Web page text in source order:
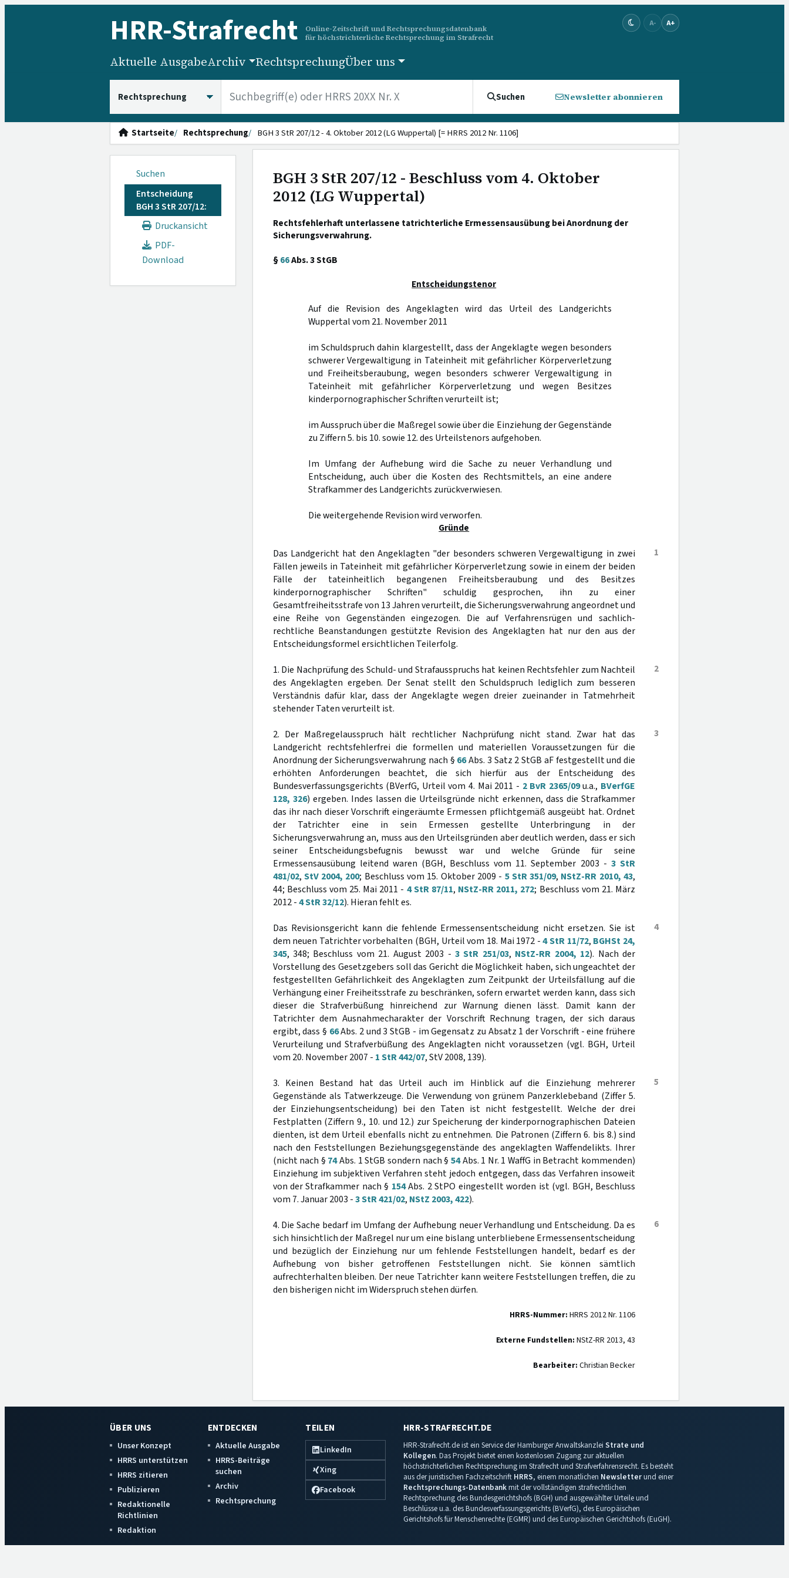
HRR-Strafrecht
Online-Zeitschrift und Rechtsprechungsdatenbank
für höchstrichterliche Rechtsprechung im Strafrecht
A- A+
Aktuelle AusgabeArchiv RechtsprechungÜber uns
Suchen Newsletter abonnieren
Startseite Rechtsprechung BGH 3 StR 207/12 - 4. Oktober 2012 (LG Wuppertal) [= HRRS 2012 Nr. 1106]
Suchen
Entscheidung
BGH 3 StR 207/12:
Druckansicht
PDF-
Download
BGH 3 StR 207/12 - Beschluss vom 4. Oktober
2012 (LG Wuppertal)
Rechtsfehlerhaft unterlassene tatrichterliche Ermessensausübung bei Anordnung der
Sicherungsverwahrung.
§66Abs. 3 StGB
Entscheidungstenor
Auf die Revision des Angeklagten wird das Urteil des Landgerichts
Wuppertal vom 21. November 2011
im Schuldspruch dahin klargestellt, dass der Angeklagte wegen besonders
schwerer Vergewaltigung in Tateinheit mit gefährlicher Körperverletzung
und Freiheitsberaubung, wegen besonders schwerer Vergewaltigung in
Tateinheit mit gefährlicher Körperverletzung und wegen Besitzes
kinderpornographischer Schriften verurteilt ist;
im Ausspruch über die Maßregel sowie über die Einziehung der Gegenstände
zu Ziffern 5. bis 10. sowie 12. des Urteilstenors aufgehoben.
Im Umfang der Aufhebung wird die Sache zu neuer Verhandlung und
Entscheidung, auch über die Kosten des Rechtsmittels, an eine andere
Strafkammer des Landgerichts zurückverwiesen.
Die weitergehende Revision wird verworfen.
Gründe
1
Das Landgericht hat den Angeklagten "der besonders schweren Vergewaltigung in zwei
Fällen jeweils in Tateinheit mit gefährlicher Körperverletzung sowie in einem der beiden
Fälle der tateinheitlich begangenen Freiheitsberaubung und des Besitzes
kinderpornographischer Schriften" schuldig gesprochen, ihn zu einer
Gesamtfreiheitsstrafe von 13 Jahren verurteilt, die Sicherungsverwahrung angeordnet und
eine Reihe von Gegenständen eingezogen. Die auf Verfahrensrügen und sachlich-
rechtliche Beanstandungen gestützte Revision des Angeklagten hat nur den aus der
Entscheidungsformel ersichtlichen Teilerfolg.
2
1. Die Nachprüfung des Schuld- und Strafausspruchs hat keinen Rechtsfehler zum Nachteil
des Angeklagten ergeben. Der Senat stellt den Schuldspruch lediglich zum besseren
Verständnis dafür klar, dass der Angeklagte wegen dreier zueinander in Tatmehrheit
stehender Taten verurteilt ist.
3
2. Der Maßregelausspruch hält rechtlicher Nachprüfung nicht stand. Zwar hat das
Landgericht rechtsfehlerfrei die formellen und materiellen Voraussetzungen für die
Anordnung der Sicherungsverwahrung nach § 66Abs. 3 Satz 2 StGB aF festgestellt und die
erhöhten Anforderungen beachtet, die sich hierfür aus der Entscheidung des
Bundesverfassungsgerichts (BVerfG, Urteil vom 4. Mai 2011 - 2 BvR 2365/09u.a., BVerfGE
128, 326) ergeben. Indes lassen die Urteilsgründe nicht erkennen, dass die Strafkammer
das ihr nach dieser Vorschrift eingeräumte Ermessen pflichtgemäß ausgeübt hat. Ordnet
der Tatrichter eine in sein Ermessen gestellte Unterbringung in der
Sicherungsverwahrung an, muss aus den Urteilsgründen aber deutlich werden, dass er sich
seiner Entscheidungsbefugnis bewusst war und welche Gründe für seine
Ermessensausübung leitend waren (BGH, Beschluss vom 11. September 2003 - 3 StR
481/02, StV 2004, 200; Beschluss vom 15. Oktober 2009 - 5 StR 351/09, NStZ-RR 2010, 43,
44; Beschluss vom 25. Mai 2011 - 4 StR 87/11, NStZ-RR 2011, 272; Beschluss vom 21. März
2012 -4 StR 32/12). Hieran fehlt es.
4
Das Revisionsgericht kann die fehlende Ermessensentscheidung nicht ersetzen. Sie ist
dem neuen Tatrichter vorbehalten (BGH, Urteil vom 18. Mai 1972 -4 StR 11/72, BGHSt 24,
345, 348; Beschluss vom 21. August 2003 - 3 StR 251/03, NStZ-RR 2004, 12). Nach der
Vorstellung des Gesetzgebers soll das Gericht die Möglichkeit haben, sich ungeachtet der
festgestellten Gefährlichkeit des Angeklagten zum Zeitpunkt der Urteilsfällung auf die
Verhängung einer Freiheitsstrafe zu beschränken, sofern erwartet werden kann, dass sich
dieser die Strafverbüßung hinreichend zur Warnung dienen lässt. Damit kann der
Tatrichter dem Ausnahmecharakter der Vorschrift Rechnung tragen, der sich daraus
ergibt, dass § 66Abs. 2 und 3 StGB - im Gegensatz zu Absatz 1 der Vorschrift - eine frühere
Verurteilung und Strafverbüßung des Angeklagten nicht voraussetzen (vgl. BGH, Urteil
vom 20. November 2007 - 1 StR 442/07, StV 2008, 139).
5
3. Keinen Bestand hat das Urteil auch im Hinblick auf die Einziehung mehrerer
Gegenstände als Tatwerkzeuge. Die Verwendung von grünem Panzerklebeband (Ziffer 5.
der Einziehungsentscheidung) bei den Taten ist nicht festgestellt. Welche der drei
Festplatten (Ziffern 9., 10. und 12.) zur Speicherung der kinderpornographischen Dateien
dienten, ist dem Urteil ebenfalls nicht zu entnehmen. Die Patronen (Ziffern 6. bis 8.) sind
nach den Feststellungen Beziehungsgegenstände des angeklagten Waffendelikts. Ihrer
(nicht nach § 74Abs. 1 StGB sondern nach § 54Abs. 1 Nr. 1 WaffG in Betracht kommenden)
Einziehung im subjektiven Verfahren steht jedoch entgegen, dass das Verfahren insoweit
von der Strafkammer nach § 154Abs. 2 StPO eingestellt worden ist (vgl. BGH, Beschluss
vom 7. Januar 2003 -3 StR 421/02, NStZ 2003, 422).
6
4. Die Sache bedarf im Umfang der Aufhebung neuer Verhandlung und Entscheidung. Da es
sich hinsichtlich der Maßregel nur um eine bislang unterbliebene Ermessensentscheidung
und bezüglich der Einziehung nur um fehlende Feststellungen handelt, bedarf es der
Aufhebung von bisher getroffenen Feststellungen nicht. Sie können sämtlich
aufrechterhalten bleiben. Der neue Tatrichter kann weitere Feststellungen treffen, die zu
den bisherigen nicht im Widerspruch stehen dürfen.
HRRS-Nummer: HRRS 2012 Nr. 1106
Externe Fundstellen: NStZ-RR 2013, 43
Bearbeiter: Christian Becker
ÜBER UNS
Unser Konzept
HRRS unterstützen
HRRS zitieren
Publizieren
Redaktionelle
Richtlinien
Redaktion
ENTDECKEN
Aktuelle Ausgabe
HRRS-Beiträge
suchen
Archiv
Rechtsprechung
TEILEN
LinkedIn
Xing
Facebook
HRR-STRAFRECHT.DE
HRR-Strafrecht.de ist ein Service der Hamburger Anwaltskanzlei Strate und
Kollegen. Das Projekt bietet einen kostenlosen Zugang zur aktuellen
höchstrichterlichen Rechtsprechung im Strafrecht und Strafverfahrensrecht. Es besteht
aus der juristischen Fachzeitschrift HRRS, einem monatlichen Newsletterund einer
Rechtsprechungs-Datenbankmit der vollständigen strafrechtlichen
Rechtsprechung des Bundesgerichtshofs (BGH) und ausgewählter Urteile und
Beschlüsse u.a. des Bundesverfassungsgerichts (BVerfG), des Europäischen
Gerichtshofs für Menschenrechte (EGMR) und des Europäischen Gerichtshofs (EuGH).